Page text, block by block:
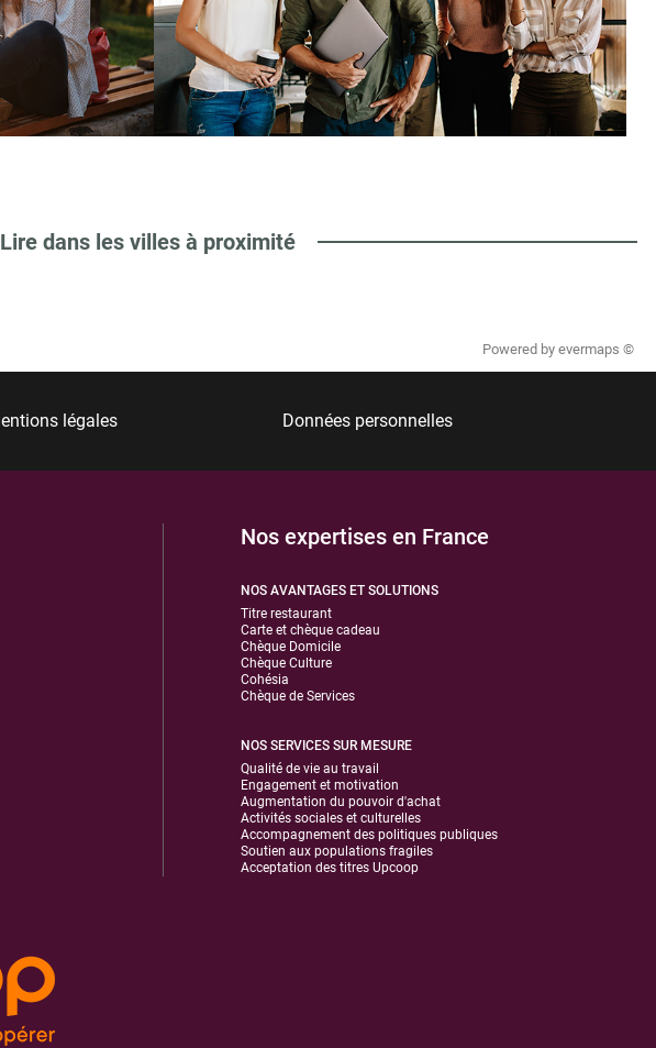
dans les villes à proximité
Powered by evermaps ©
légales Données personnelles
Nos expertises en France
NOS AVANTAGES ET SOLUTIONS
Titre restaurant
Carte et chèque cadeau
Chèque Domicile
Chèque Culture
Cohésia
Chèque de Services
NOS SERVICES SUR MESURE
Qualité de vie au travail
Engagement et motivation
Augmentation du pouvoir d'achat
Activités sociales et culturelles
Accompagnement des politiques publiques
Soutien aux populations fragiles
Acceptation des titres Upcoop